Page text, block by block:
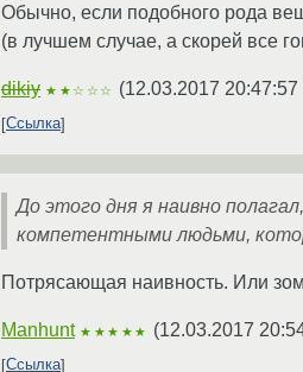
Обычно, если подобного рода
(в лучшем случае, а скорей все
dikiy ★★☆☆☆ (12.03.2017 20:47:57
Ссылка
До этого дня я наивно
компетентными людьми,
Потрясающая наивность. Или
Manhunt ★★★★★ (12.03.2017
Ссылка